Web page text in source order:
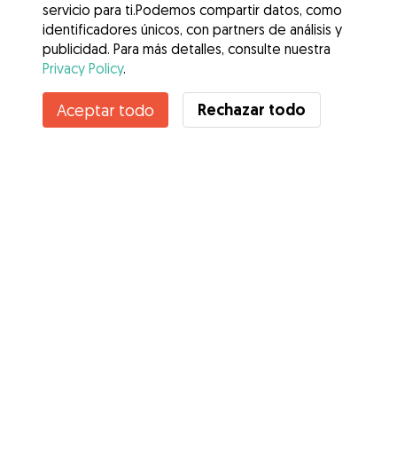
Contacta con Ana gabriel
¿Conoces los Beneficios de Gudog? Ver más
servicio para ti.Podemos compartir datos, como
identificadores únicos, con partners de análisis y
publicidad. Para más detalles, consulte nuestra
Privacy Policy.
Aceptar todo Rechazar todo